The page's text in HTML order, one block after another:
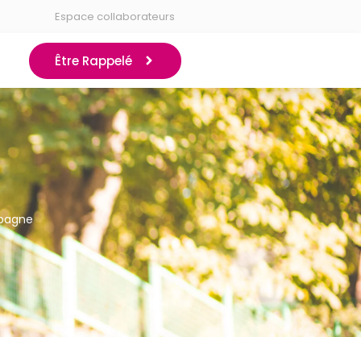
Espace collaborateurs
Être Rappelé